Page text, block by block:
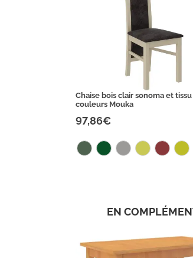
Chaise bois clair sonoma et
couleurs Mouka
97,86€
EN